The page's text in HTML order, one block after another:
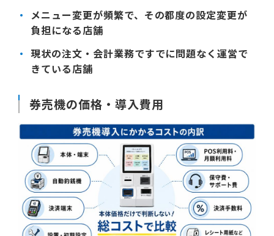
メニュー変更が頻繁で、その都度の設定変更が
負担になる店舗
現状の注文・会計業務ですでに問題なく運営で
きている店舗
券売機の価格・導入費用